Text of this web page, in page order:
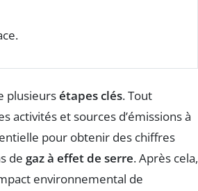
plusieursétapes clés. Tout
activités et sources d’émissions à
pour obtenir des chiffres
de gaz à effet de serre. Après cela,
environnemental de